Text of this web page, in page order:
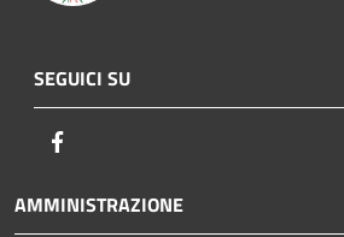
SEGUICI SU
AMMINISTRAZIONE